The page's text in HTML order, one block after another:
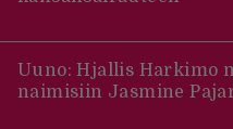
Uuno: Hjallis Harkimo
naimisiin Jasmine